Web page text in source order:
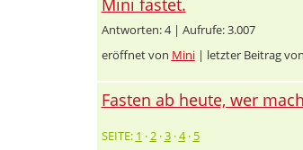
Mini fastet.
Antworten: 4 | Aufrufe: 3.007
eröffnet von Mini| letzter Beitrag von
Fasten ab heute, wer
SEITE: 1 ·2·3·4· 5